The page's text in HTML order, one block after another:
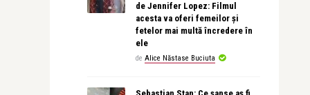
de Jennifer Lopez: Filmul
acesta va oferi femeilor și
fetelor mai multă încredere în
ele
de Alice Năstase Buciuta